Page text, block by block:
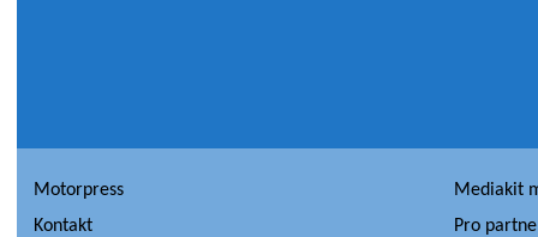
Motorpress
Mediakit
Kontakt
Pro